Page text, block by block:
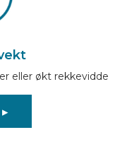
eller økt rekkevidde